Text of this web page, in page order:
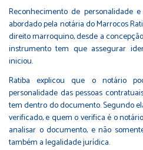
Reconhecimento de personalidade
abordado pela notária do Marrocos
direito marroquino, desde a
instrumento tem que assegurar
iniciou.
Ratiba explicou que o notário
personalidade das pessoas
tem dentro do documento. Segundo
verificado, e quem o verifica é o
analisar o documento, e não
também a legalidade jurídica.